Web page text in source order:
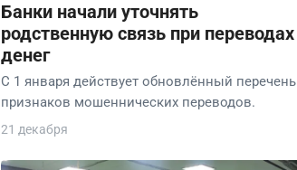
Банки начали уточнять
родственную связь при переводах
денег
С 1 января действует обновлённый перечень
признаков мошеннических переводов.
21 декабря